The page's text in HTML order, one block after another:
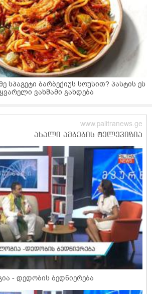
სპაგეტი ბარბექიუს სოუსით? პასტის ეს
ვახშამი გახდება
- დედობის ბედნიერება